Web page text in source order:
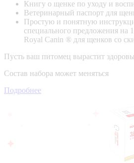
Книгу о щенке по уходу и
Ветеринарный паспорт для
Простую и понятную
специального предложения на
Royal Canin ® для щенков со
Пусть ваш питомец вырастит
Состав набора может меняться
Подробнее